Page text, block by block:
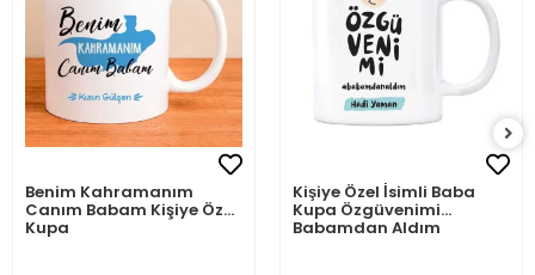
Benim Kahramanım
Canım Babam Kişiye Özel
Kupa
Kişiye Özel İsimli Baba
Kupa Özgüvenimi
Babamdan Aldım